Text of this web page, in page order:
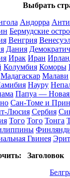
Выбрать
Андорра
Бермудские
Венгрия
Дания
Ирак Иран
Колумбия Коморы
Мадагаскар Малави
Науру
Папуа — Новая
Сан-Томе и
Люсия Сербия
Того Того Тонга
Гвинея
Заголовок